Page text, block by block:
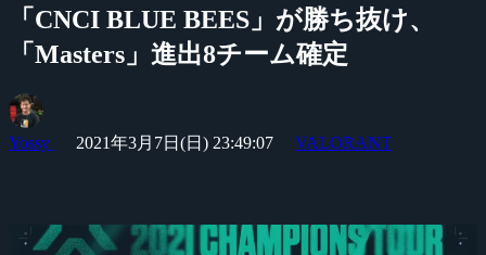
「CNCI BLUE BEES」が勝ち抜け、
「Masters」進出8チーム確定
Yossy 2021年3月7日(日) 23:49:07 VALORANT